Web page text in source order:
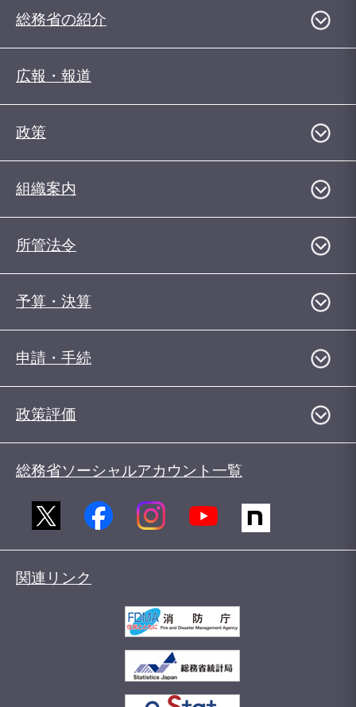
総務省の紹介
広報・報道
政策
組織案内
所管法令
予算・決算
申請・手続
政策評価
総務省ソーシャルアカウント一覧
関連リンク